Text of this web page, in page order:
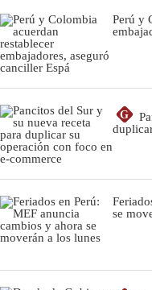
Perú y
G
se